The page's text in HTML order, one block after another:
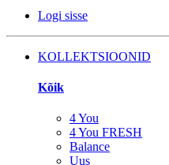
Logi sisse
KOLLEKTSIOONID
Kõik
4 You
4 You FRESH
Balance
Uus